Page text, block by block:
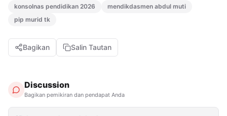
konsolnas pendidikan 2026
mendikdasmen abdul muti
pip murid tk
Bagikan Salin Tautan
Discussion
Bagikan pemikiran dan pendapat Anda